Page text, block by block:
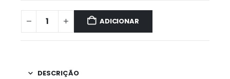
ADICIONAR
DESCRIÇÃO